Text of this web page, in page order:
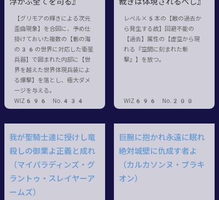
【グリモアの輝きによる次元
歪曲現象】を合図に、予め仕
掛けておいた複数の【骸の海
の36の世界に対応した衛星
兵器】で囲まれた内部に【世
界を越えた世界体現兵装によ
る爆撃】を落とし、極大ダメ
ージを与える。
WIZ696 No.434
レベル×5本の【敵の過去か
ら発生する故】回避不能の
【過去】属性の【虚空から現
れる『空間に刻まれた斬
撃』】を放つ。
WIZ696 No.200
我が聖騎士達に授けし竜
殺しの御業よ正義と成れ
（マイパラディンズ・グ
ラントゥ・スレイヤーア
ームズ）
巨腕に抱かれ永遠に眠れ
絶対城壁に仇成す者よ
（カルカソンヌ・ブラキ
オン）